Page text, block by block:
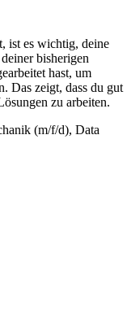
ist es wichtig, deine
bisherigen
hast, um
Das zeigt, dass du gut
zu arbeiten.
(m/f/d), Data